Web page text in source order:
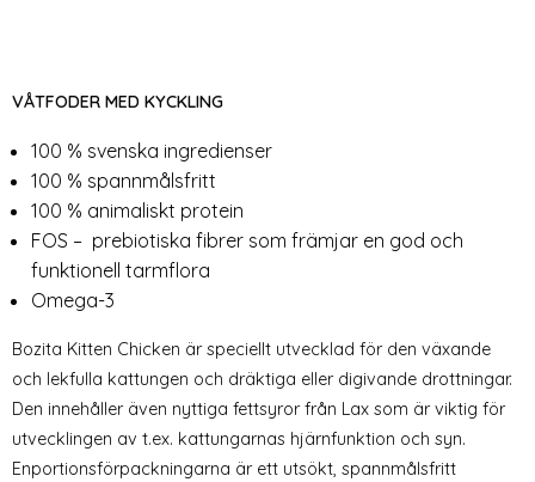
VÅTFODER MED KYCKLING
100 % svenska ingredienser
100 % spannmålsfritt
100 % animaliskt protein
FOS – prebiotiska fibrer som främjar en god och
funktionell tarmflora
Omega-3
Bozita Kitten Chicken är speciellt utvecklad för den växande
och lekfulla kattungen och dräktiga eller digivande drottningar.
Den innehåller även nyttiga fettsyror från Lax som är viktig för
utvecklingen av t.ex. kattungarnas hjärnfunktion och syn.
Enportionsförpackningarna är ett utsökt, spannmålsfritt